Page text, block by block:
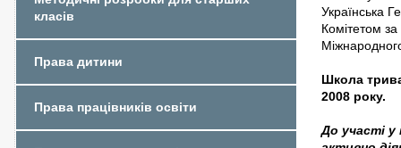
Українська
Комітетом за
Школа
2008 року.
До участі
класів
Права дитини
Права працівників освіти